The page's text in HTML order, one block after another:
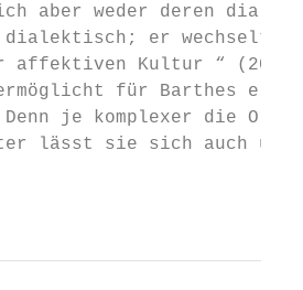
aber weder deren
er wechselt wie
affektiven Kultur “ (20)
ermöglicht für Barthes
Denn je komplexer die
lässt sie sich auch